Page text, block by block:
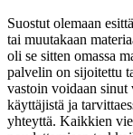
Suostut olemaan
tai muutakaan
oli se sitten omassa
palvelin on sijoitettu
vastoin voidaan sinut
käyttäjistä ja
yhteyttä. Kaikkien